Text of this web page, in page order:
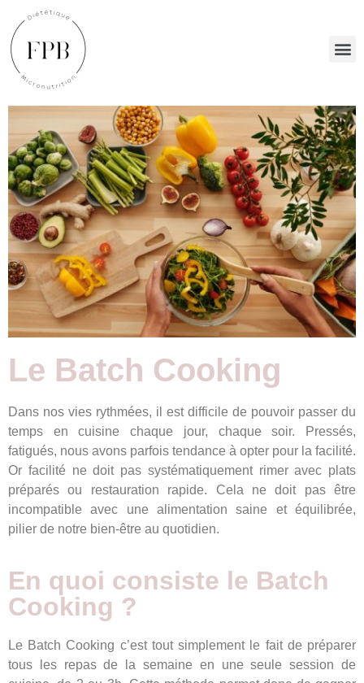
Le Batch Cooking
Dans nos vies rythmées, il est difficile de pouvoir passer du
temps en cuisine chaque jour, chaque soir. Pressés,
fatigués, nous avons parfois tendance à opter pour la facilité.
Or facilité ne doit pas systématiquement rimer avec plats
préparés ou restauration rapide. Cela ne doit pas être
incompatible avec une alimentation saine et équilibrée,
pilier de notre bien-être au quotidien.
En quoi consiste le Batch
Cooking ?
Le Batch Cooking c’est tout simplement le fait de préparer
tous les repas de la semaine en une seule session de